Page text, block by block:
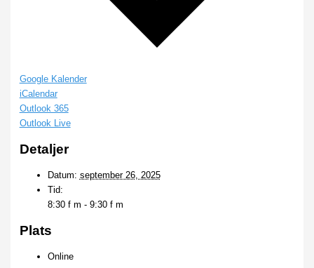
Google Kalender
iCalendar
Outlook 365
Outlook Live
Detaljer
Datum: september 26, 2025
Tid:
8:30 f m - 9:30 f m
Plats
Online